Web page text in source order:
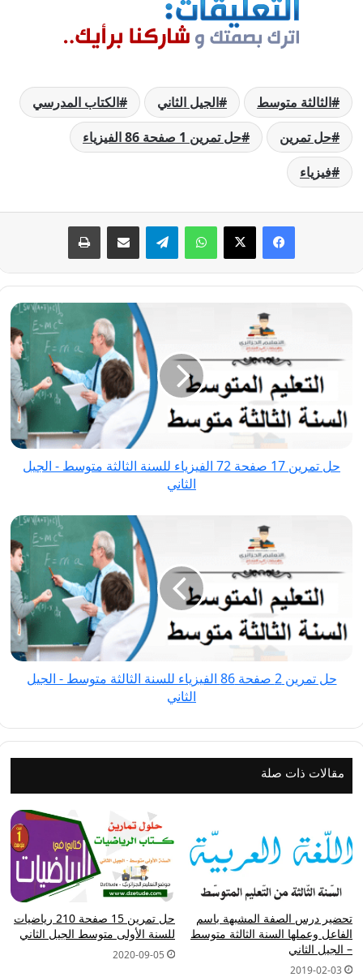
الثالثة متوسط الجيل الثاني
الكتاب المدرسي
حل تمرين
حل تمرين 1 صفحة 86 الفيزياء
فيزياء
فيسبوك
‫X واتسابتيلقراممشاركة عبر البريد طباعة
الفيزياء
للسنة
متوسط
حل تمرين 17 صفحة 72 الفيزياء للسنة الثالثة متوسط - الجيل
الثاني
الفيزياء
للسنة
متوسط
الثاني
حل تمرين 2 صفحة 86 الفيزياء للسنة الثالثة متوسط - الجيل
الثاني
مقالات ذات صلة
تحضير درس الصفة المشبهة باسم
الفاعل وعملها السنة الثالثة متوسط
– الجيل الثاني
2019-02-03
حل تمرين 15 صفحة 210 رياضيات
للسنة الأولى متوسط الجيل الثاني
2020-09-05